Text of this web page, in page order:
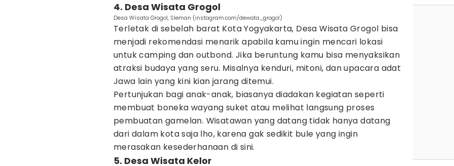
4. Desa Wisata Grogol
Desa Wisata Grogol, Sleman (instagram.com/dewata_grogol)
Terletak di sebelah barat Kota Yogyakarta, Desa Wisata Grogol bisa
menjadi rekomendasi menarik apabila kamu ingin mencari lokasi
untuk camping dan outbond. Jika beruntung kamu bisa menyaksikan
atraksi budaya yang seru. Misalnya kenduri, mitoni, dan upacara adat
Jawa lain yang kini kian jarang ditemui.
Pertunjukan bagi anak-anak, biasanya diadakan kegiatan seperti
membuat boneka wayang suket atau melihat langsung proses
pembuatan gamelan. Wisatawan yang datang tidak hanya datang
dari dalam kota saja lho, karena gak sedikit bule yang ingin
merasakan kesederhanaan di sini.
5. Desa Wisata Kelor